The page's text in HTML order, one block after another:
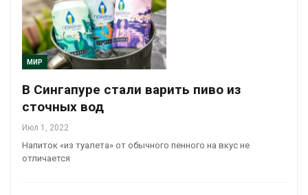
МИР
В Сингапуре стали варить пиво из
сточных вод
Июл 1, 2022
Напиток «из туалета» от обычного пенного на вкус не
отличается